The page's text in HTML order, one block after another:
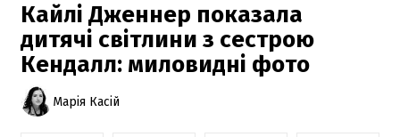
Кайлі Дженнер показала
дитячі світлини з сестрою
Кендалл: миловидні фото
Марія Касій